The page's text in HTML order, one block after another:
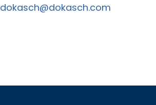
dokasch@dokasch.com